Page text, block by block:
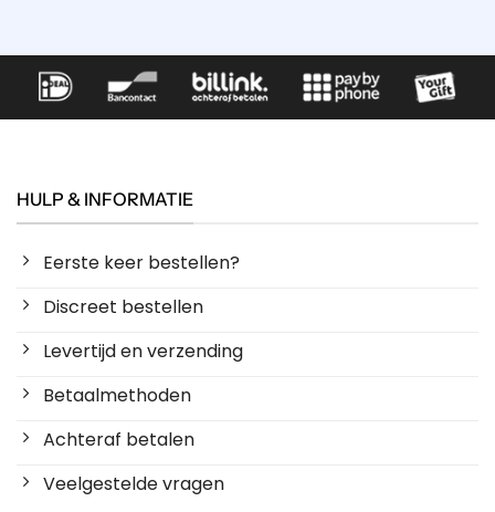
HULP & INFORMATIE
Eerste keer bestellen?
Discreet bestellen
Levertijd en verzending
Betaalmethoden
Achteraf betalen
Veelgestelde vragen